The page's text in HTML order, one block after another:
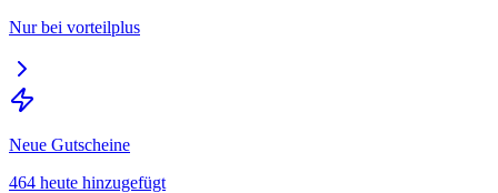
Nur bei vorteilplus
Neue Gutscheine
464 heute hinzugefügt